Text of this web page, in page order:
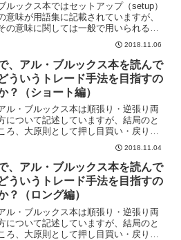
ルックス本ではセットアップ（setup）
意味が用語集に記載されていますが、
の意味に関しては一般で用いられる
「セットアップ」と対して変わらないと
考えます（一般でセットアップという単
を使う機会は少ないかもしれません
が）。記事作成にあたり...
2018.11.06
、アル・ブルックス本を読んで
ういうトレード手法を目指すの
？（ショート編）
ル・ブルックス本は順張り・逆張り両
について記述していますが、結局のと
ころ、大原則として押し目買い・戻り売
といえます。押し目買いと戻り売り……
れらのワードはプライスアクションに
限らず、様々なトレード手...
2018.11.04
、アル・ブルックス本を読んで
ういうトレード手法を目指すの
？（ロング編）
ル・ブルックス本は順張り・逆張り両
について記述していますが、結局のと
ころ、大原則として押し目買い・戻り売